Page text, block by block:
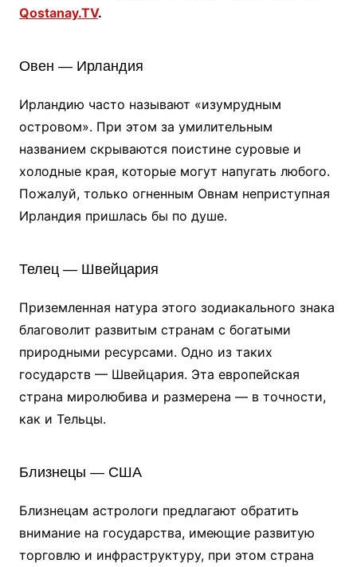
Qostanay.TV.
Овен — Ирландия
Ирландию часто называют «изумрудным
островом». При этом за умилительным
названием скрываются поистине суровые и
холодные края, которые могут напугать любого.
Пожалуй, только огненным Овнам неприступная
Ирландия пришлась бы по душе.
Телец — Швейцария
Приземленная натура этого зодиакального знака
благоволит развитым странам с богатыми
природными ресурсами. Одно из таких
государств — Швейцария. Эта европейская
страна миролюбива и размерена — в точности,
как и Тельцы.
Близнецы — США
Близнецам астрологи предлагают обратить
внимание на государства, имеющие развитую
торговлю и инфраструктуру, при этом страна